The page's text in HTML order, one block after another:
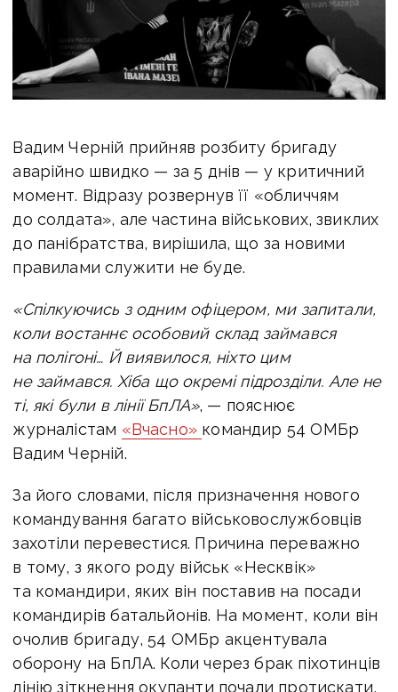
Вадим Черній прийняв розбиту бригаду
аварійно швидко — за 5 днів — у критичний
момент. Відразу розвернув її «обличчям
до солдата», але частина військових, звиклих
до панібратства, вирішила, що за новими
правилами служити не буде.
«Спілкуючись з одним офіцером, ми запитали,
коли востаннє особовий склад займався
на полігоні… Й виявилося, ніхто цим
не займався. Хіба що окремі підрозділи. Але не
ті, які були в лінії БпЛА», — пояснює
журналістам «Вчасно» командир 54 ОМБр
Вадим Черній.
За його словами, після призначення нового
командування багато військовослужбовців
захотіли перевестися. Причина переважно
в тому, з якого роду військ «Несквік»
та командири, яких він поставив на посади
командирів батальйонів. На момент, коли він
очолив бригаду, 54 ОМБр акцентувала
оборону на БпЛА. Коли через брак піхотинців
лінію зіткнення окупанти почали протискати,